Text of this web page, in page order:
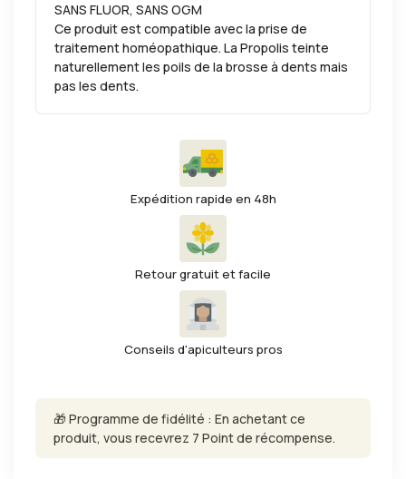
SANS FLUOR, SANS OGM
Ce produit est compatible avec la prise de
traitement homéopathique. La Propolis teinte
naturellement les poils de la brosse à dents mais
pas les dents.
Expédition rapide en 48h
Retour gratuit et facile
Conseils d'apiculteurs pros
🎁 Programme de fidélité : En achetant ce
produit, vous recevrez 7 Point de récompense.